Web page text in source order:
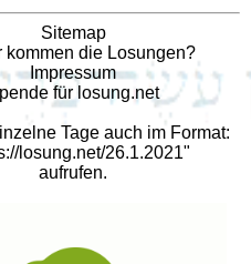
Sitemap
kommen die Losungen?
Impressum
für losung.net
Tage auch im Format:
losung.net/26.1.2021"
aufrufen.